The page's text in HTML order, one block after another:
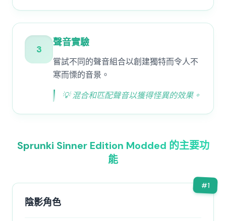
3
聲音實驗
嘗試不同的聲音組合以創建獨特而令人不
寒而慄的音景。
💡混合和匹配聲音以獲得怪異的效果。
Sprunki Sinner Edition Modded 的主要功
能
#1
陰影角色